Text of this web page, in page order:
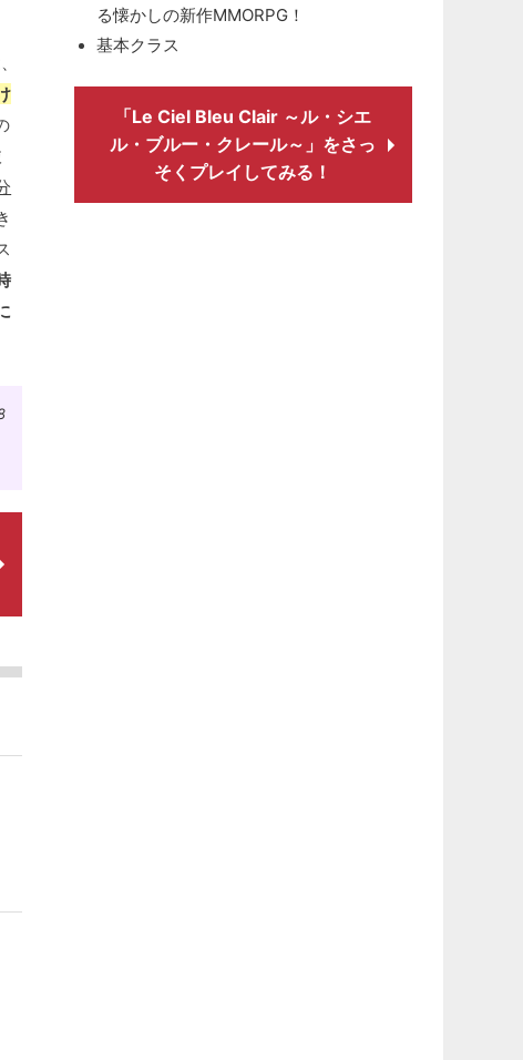
る懐かしの新作MMORPG！
基本クラス
「Le Ciel Bleu Clair ～ル・シエ
ル・ブルー・クレール～」をさっ
そくプレイしてみる！